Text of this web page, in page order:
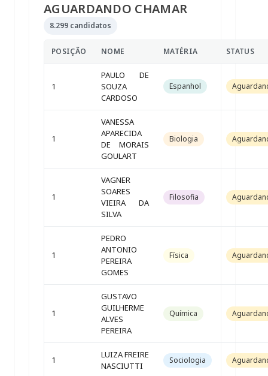
AGUARDANDO CHAMAR
8.299 candidatos
POSIÇÃO NOME MATÉRIA STATUS
1
PAULO DE
SOUZA
CARDOSO
Espanhol
1
VANESSA
APARECIDA
DE MORAIS
GOULART
Biologia
1
VAGNER
SOARES
VIEIRA DA
SILVA
Filosofia
1
PEDRO
ANTONIO
PEREIRA
GOMES
Física
1
GUSTAVO
GUILHERME
ALVES
PEREIRA
Química
1
LUIZA FREIRE
NASCIUTTI
Sociologia